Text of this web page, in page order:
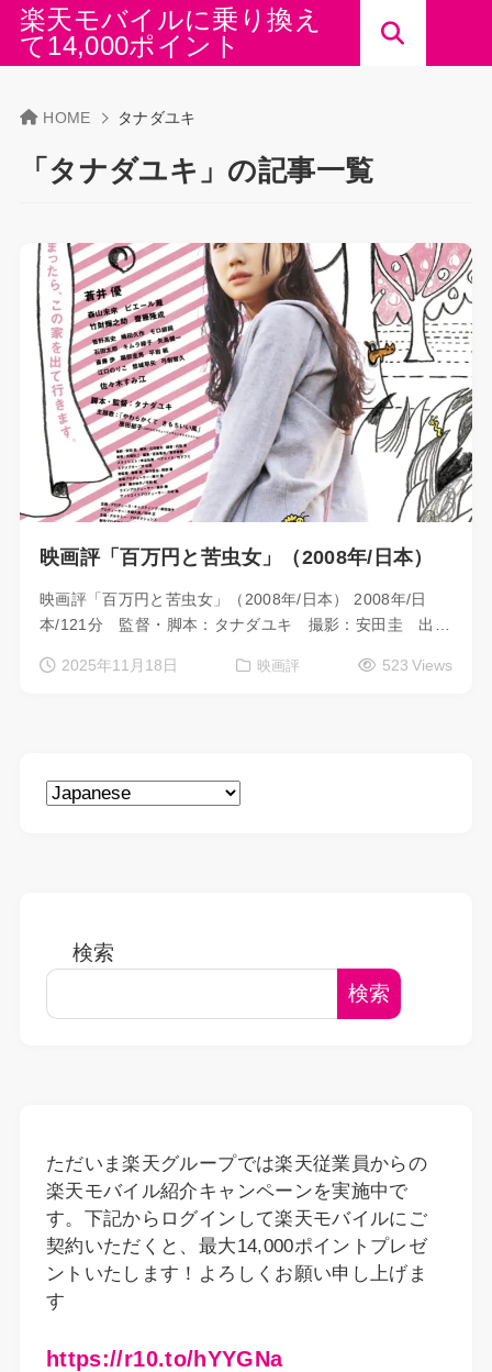
楽天モバイルに乗り換え
て14,000ポイント
HOME タナダユキ
「タナダユキ」の記事一覧
映画評「百万円と苦虫女」（2008年/日本）
映画評「百万円と苦虫女」（2008年/日本） 2008年/日
本/121分 監督・脚本：タナダユキ 撮影：安田圭 出…
2025年11月18日 映画評 523 Views
検索
検索
ただいま楽天グループでは楽天従業員からの
楽天モバイル紹介キャンペーンを実施中で
す。下記からログインして楽天モバイルにご
契約いただくと、最大14,000ポイントプレゼ
ントいたします！よろしくお願い申し上げま
す
https://r10.to/hYYGNa